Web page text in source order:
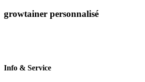
growtainer personnalisé
Info & Service